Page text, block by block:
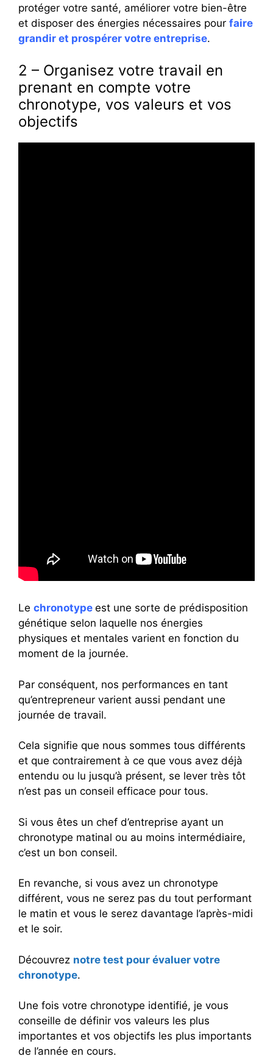
protéger votre santé, améliorer votre bien-être
et disposer des énergies nécessaires pour faire
grandir et prospérer votre entreprise.
2 – Organisez votre travail en
prenant en compte votre
chronotype, vos valeurs et vos
objectifs
Le chronotype est une sorte de prédisposition
génétique selon laquelle nos énergies
physiques et mentales varient en fonction du
moment de la journée.
Par conséquent, nos performances en tant
qu’entrepreneur varient aussi pendant une
journée de travail.
Cela signifie que nous sommes tous différents
et que contrairement à ce que vous avez déjà
entendu ou lu jusqu’à présent, se lever très tôt
n’est pas un conseil efficace pour tous.
Si vous êtes un chef d’entreprise ayant un
chronotype matinal ou au moins intermédiaire,
c’est un bon conseil.
En revanche, si vous avez un chronotype
différent, vous ne serez pas du tout performant
le matin et vous le serez davantage l’après-midi
et le soir.
Découvrez notre test pour évaluer votre
chronotype.
Une fois votre chronotype identifié, je vous
conseille de définir vos valeurs les plus
importantes et vos objectifs les plus importants
de l’année en cours.